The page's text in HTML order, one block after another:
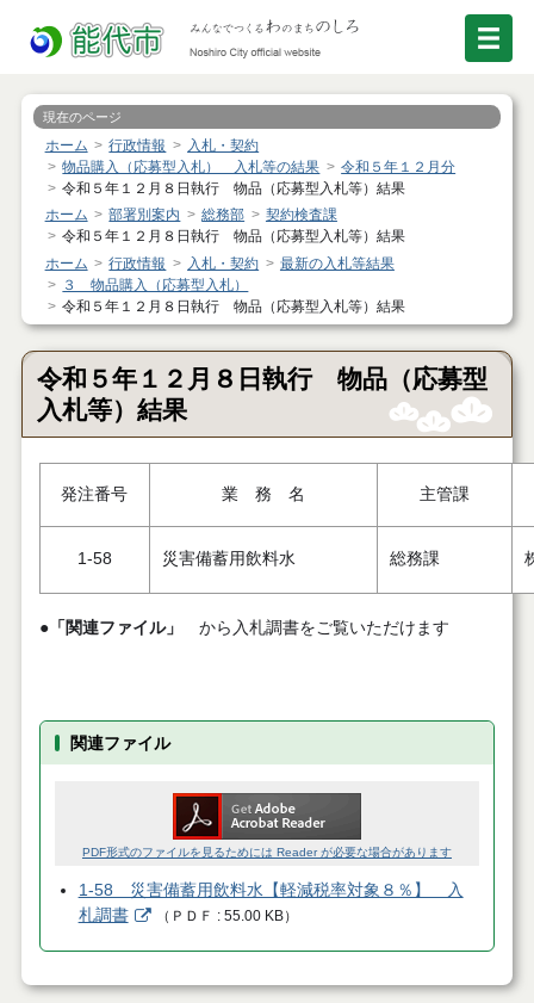
現在のページ
ホーム 行政情報
入札・契約
物品購入（応募型入札） 入札等の結果
令和５年１２月分
令和５年１２月８日執行 物品（応募型入札等）結果
ホーム
部署別案内 総務部
契約検査課
令和５年１２月８日執行 物品（応募型入札等）結果
ホーム
行政情報 入札・契約
最新の入札等結果
３ 物品購入（応募型入札）
令和５年１２月８日執行 物品（応募型入札等）結果
令和５年１２月８日執行 物品（応募型
入札等）結果
発注番号 業 務 名 主管課
1-58 災害備蓄用飲料水 総務課
●「関連ファイル」 から入札調書をご覧いただけます
関連ファイル
PDF形式のファイルを見るためには Reader が必要な場合があります
1-58 災害備蓄用飲料水【軽減税率対象８％】 入
札調書
（ ＰＤＦ 55.00 KB）